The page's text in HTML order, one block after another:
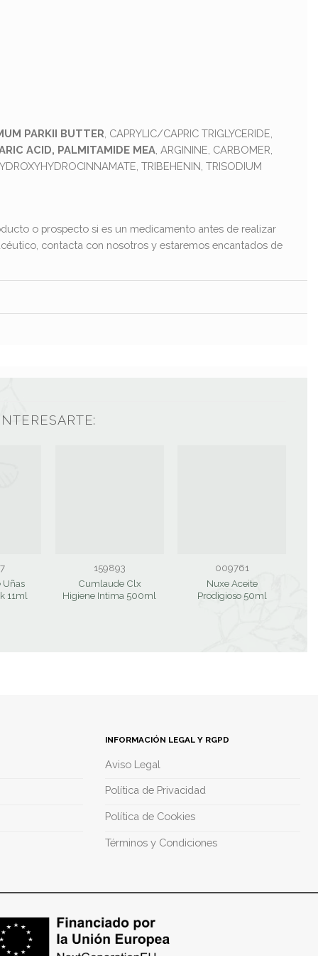
PARKII BUTTER , CAPRYLIC/CAPRIC TRIGLYCERIDE,
ACID, PALMITAMIDE MEA, ARGININE, CARBOMER,
TRIBEHENIN, TRISODIUM
o prospecto si es un medicamento antes de realizar
contacta con nosotros y estaremos encantados de
Uñas
11ml
159893
Cumlaude Clx
Higiene Intima 500ml
009761
Nuxe Aceite
Prodigioso 50ml
INFORMACIÓN LEGAL Y RGPD
Aviso Legal
Política de Privacidad
Política de Cookies
Términos y Condiciones